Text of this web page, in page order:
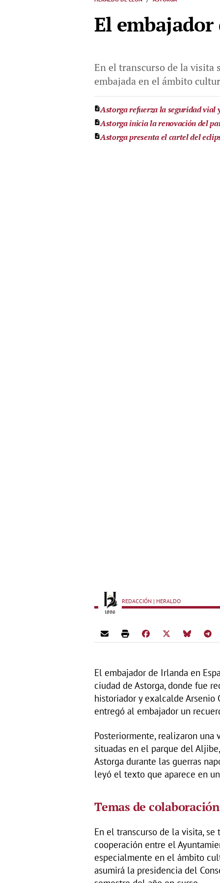
El embajador
En el transcurso de la visita
embajada en el ámbito
Astorga refuerza la seguridad vial
Astorga inicia la renovación del
Astorga presenta el cartel del
REDACCIÓN | HERALDO
El embajador de Irlanda en
ciudad de Astorga, donde fue
historiador y exalcalde Arsenio
entregó al embajador un
Posteriormente, realizaron una
situadas en el parque del
Astorga durante las guerras
leyó el texto que aparece en
Temas de
En el transcurso de la visita,
cooperación entre el
especialmente en el ámbito
asumirá la presidencia del